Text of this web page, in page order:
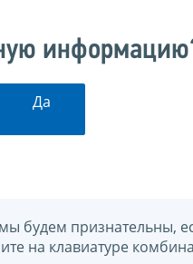
Да
будем признательны,
на клавиатуре